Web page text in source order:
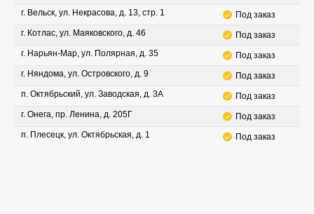
г. Вельск, ул. Некрасова, д. 13, стр. 1
Под заказ
г. Котлас, ул. Маяковского, д. 46
Под заказ
г. Нарьян-Мар, ул. Полярная, д. 35
Под заказ
г. Няндома, ул. Островского, д. 9
Под заказ
п. Октябрьский, ул. Заводская, д. 3А
Под заказ
г. Онега, пр. Ленина, д. 205Г
Под заказ
п. Плесецк, ул. Октябрьская, д. 1
Под заказ